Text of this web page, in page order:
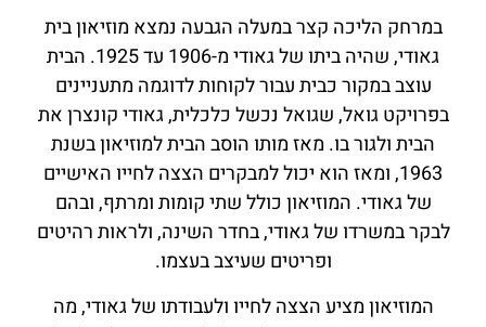
במרחק הליכה קצר במעלה הגבעה נמצא מוזיאון בית
גאודי, שהיה ביתו של גאודי מ-1906 עד 1925. הבית
עוצב במקור כבית עבור לקוחות לדוגמה מתעניינים
בפרויקט גואל, שגואל נכשל כלכלית, גאודי קונצרן את
הבית ולגור בו. מאז מותו הוסב הבית למוזיאון בשנת
1963, ומאז הוא יכול למבקרים הצצה לחייו האישיים
של גאודי. המוזיאון כולל שתי קומות ומרתף, ובהם
לבקר במשרדו של גאודי, בחדר השינה, ולראות רהיטים
ופריטים שעיצב בעצמו.
המוזיאון מציע הצצה לחייו ולעבודתו של גאודי, מה